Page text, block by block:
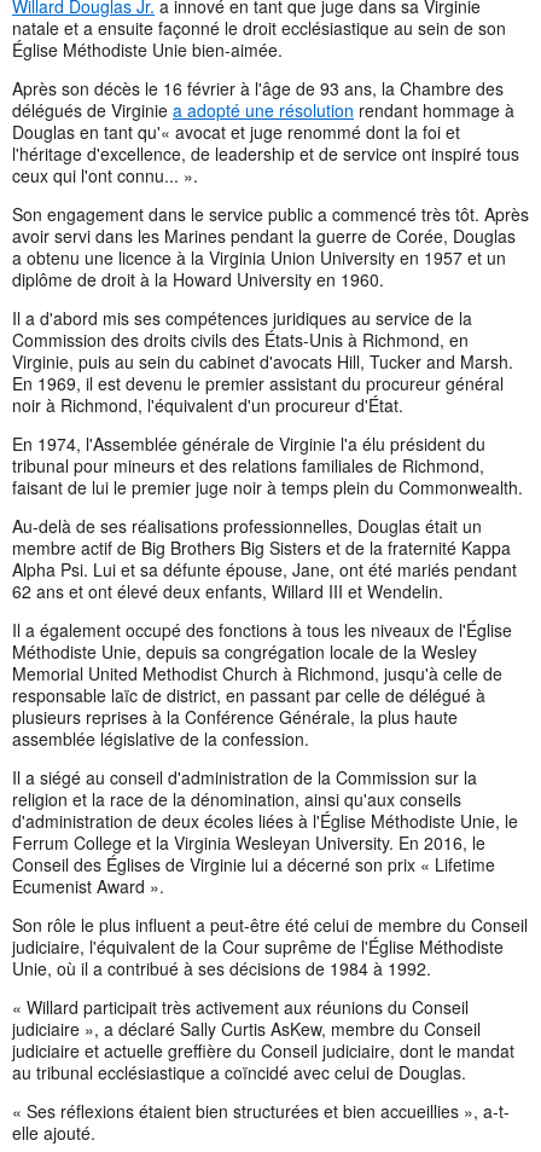
Willard Douglas Jr. a innové en tant que juge dans sa Virginie
natale et a ensuite façonné le droit ecclésiastique au sein de son
Église Méthodiste Unie bien-aimée.
Après son décès le 16 février à l'âge de 93 ans, la Chambre des
délégués de Virginie a adopté une résolution rendant hommage à
Douglas en tant qu'« avocat et juge renommé dont la foi et
l'héritage d'excellence, de leadership et de service ont inspiré tous
ceux qui l'ont connu... ».
Son engagement dans le service public a commencé très tôt. Après
avoir servi dans les Marines pendant la guerre de Corée, Douglas
a obtenu une licence à la Virginia Union University en 1957 et un
diplôme de droit à la Howard University en 1960.
Il a d'abord mis ses compétences juridiques au service de la
Commission des droits civils des États-Unis à Richmond, en
Virginie, puis au sein du cabinet d'avocats Hill, Tucker and Marsh.
En 1969, il est devenu le premier assistant du procureur général
noir à Richmond, l'équivalent d'un procureur d'État.
En 1974, l'Assemblée générale de Virginie l'a élu président du
tribunal pour mineurs et des relations familiales de Richmond,
faisant de lui le premier juge noir à temps plein du Commonwealth.
Au-delà de ses réalisations professionnelles, Douglas était un
membre actif de Big Brothers Big Sisters et de la fraternité Kappa
Alpha Psi. Lui et sa défunte épouse, Jane, ont été mariés pendant
62 ans et ont élevé deux enfants, Willard III et Wendelin.
Il a également occupé des fonctions à tous les niveaux de l'Église
Méthodiste Unie, depuis sa congrégation locale de la Wesley
Memorial United Methodist Church à Richmond, jusqu'à celle de
responsable laïc de district, en passant par celle de délégué à
plusieurs reprises à la Conférence Générale, la plus haute
assemblée législative de la confession.
Il a siégé au conseil d'administration de la Commission sur la
religion et la race de la dénomination, ainsi qu'aux conseils
d'administration de deux écoles liées à l'Église Méthodiste Unie, le
Ferrum College et la Virginia Wesleyan University. En 2016, le
Conseil des Églises de Virginie lui a décerné son prix « Lifetime
Ecumenist Award ».
Son rôle le plus influent a peut-être été celui de membre du Conseil
judiciaire, l'équivalent de la Cour suprême de l'Église Méthodiste
Unie, où il a contribué à ses décisions de 1984 à 1992.
« Willard participait très activement aux réunions du Conseil
judiciaire », a déclaré Sally Curtis AsKew, membre du Conseil
judiciaire et actuelle greffière du Conseil judiciaire, dont le mandat
au tribunal ecclésiastique a coïncidé avec celui de Douglas.
« Ses réflexions étaient bien structurées et bien accueillies », a-t-
elle ajouté.